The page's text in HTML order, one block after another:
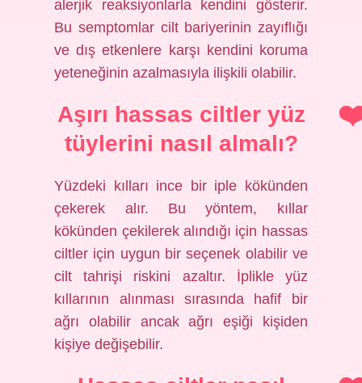
alerjik reaksiyonlarla kendini gösterir.
Bu semptomlar cilt bariyerinin zayıflığı
ve dış etkenlere karşı kendini koruma
yeteneğinin azalmasıyla ilişkili olabilir.
Aşırı hassas ciltler yüz
tüylerini nasıl almalı?
Yüzdeki kılları ince bir iple kökünden
çekerek alır. Bu yöntem, kıllar
kökünden çekilerek alındığı için hassas
ciltler için uygun bir seçenek olabilir ve
cilt tahrişi riskini azaltır. İplikle yüz
kıllarının alınması sırasında hafif bir
ağrı olabilir ancak ağrı eşiği kişiden
kişiye değişebilir.